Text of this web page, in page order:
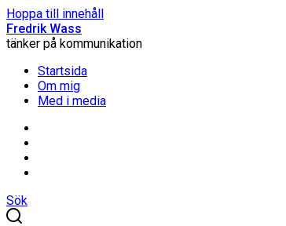
Hoppa till innehåll
Fredrik Wass
tänker på kommunikation
Startsida
Om mig
Med i media
Sök